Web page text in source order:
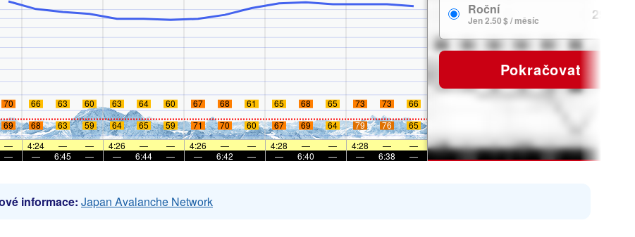
70 66 63 60 63 64 60 67 68 61 65 68 65 73 73
66
69
68 63 59 64 65 59 71 70 60 67 69 64 79 76
65
—
4:24 — — 4:26 — — 4:26 — — 4:28 — — 4:28 —
—
—
— 6:45 — — 6:44 — — 6:42 — — 6:40 — — 6:38 —
Roční
Jen 2.50 $ / měsíc 29.99 $
Pokračovat
informace: Japan Avalanche Network